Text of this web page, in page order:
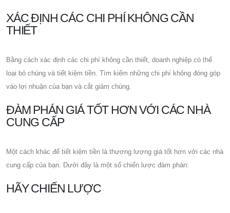
XÁC ĐỊNH CÁC CHI PHÍ KHÔNG CẦN
THIẾT
Bằng cách xác định các chi phí không cần thiết, doanh nghiệp có thể
loại bỏ chúng và tiết kiệm tiền. Tìm kiếm những chi phí không đóng góp
vào lợi nhuận của bạn và cắt giảm chúng.
ĐÀM PHÁN GIÁ TỐT HƠN VỚI CÁC NHÀ
CUNG CẤP
Một cách khác để tiết kiệm tiền là thương lượng giá tốt hơn với các nhà
cung cấp của bạn. Dưới đây là một số chiến lược đàm phán:
HÃY CHIẾN LƯỢC